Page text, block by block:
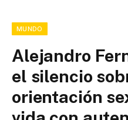
MUNDO
Alejandro
el silencio
orientación